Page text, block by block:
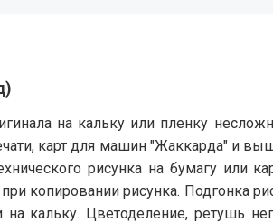
на кальку или пленку
карт для машин "Жаккарда" и
рисунка на бумагу или
копировании рисунка. Подгонка
кальку. Цветоделение, ретушь